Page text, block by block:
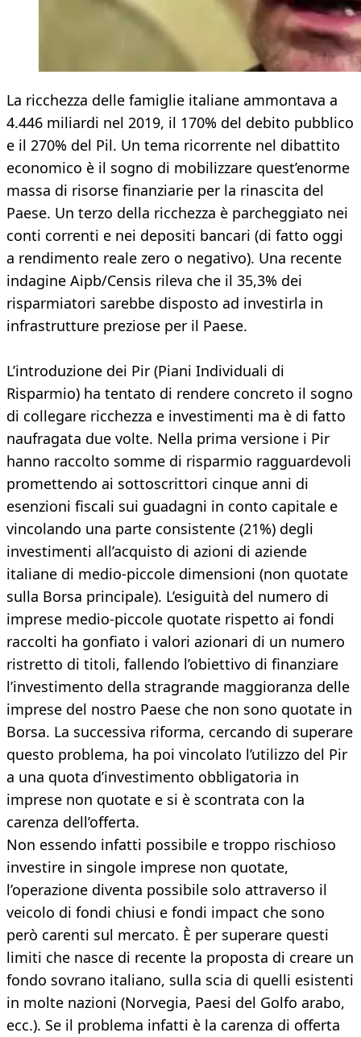
La ricchezza delle famiglie italiane ammontava a
4.446 miliardi nel 2019, il 170% del debito pubblico
e il 270% del Pil. Un tema ricorrente nel dibattito
economico è il sogno di mobilizzare quest’enorme
massa di risorse finanziarie per la rinascita del
Paese. Un terzo della ricchezza è parcheggiato nei
conti correnti e nei depositi bancari (di fatto oggi
a rendimento reale zero o negativo). Una recente
indagine Aipb/Censis rileva che il 35,3% dei
risparmiatori sarebbe disposto ad investirla in
infrastrutture preziose per il Paese.
L’introduzione dei Pir (Piani Individuali di
Risparmio) ha tentato di rendere concreto il sogno
di collegare ricchezza e investimenti ma è di fatto
naufragata due volte. Nella prima versione i Pir
hanno raccolto somme di risparmio ragguardevoli
promettendo ai sottoscrittori cinque anni di
esenzioni fiscali sui guadagni in conto capitale e
vincolando una parte consistente (21%) degli
investimenti all’acquisto di azioni di aziende
italiane di medio-piccole dimensioni (non quotate
sulla Borsa principale). L’esiguità del numero di
imprese medio-piccole quotate rispetto ai fondi
raccolti ha gonfiato i valori azionari di un numero
ristretto di titoli, fallendo l’obiettivo di finanziare
l’investimento della stragrande maggioranza delle
imprese del nostro Paese che non sono quotate in
Borsa. La successiva riforma, cercando di superare
questo problema, ha poi vincolato l’utilizzo del Pir
a una quota d’investimento obbligatoria in
imprese non quotate e si è scontrata con la
carenza dell’offerta.
Non essendo infatti possibile e troppo rischioso
investire in singole imprese non quotate,
l’operazione diventa possibile solo attraverso il
veicolo di fondi chiusi e fondi impact che sono
però carenti sul mercato. È per superare questi
limiti che nasce di recente la proposta di creare un
fondo sovrano italiano, sulla scia di quelli esistenti
in molte nazioni (Norvegia, Paesi del Golfo arabo,
ecc.). Se il problema infatti è la carenza di offerta